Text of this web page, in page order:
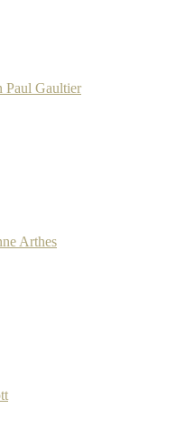
Paul Gaultier
Arthes